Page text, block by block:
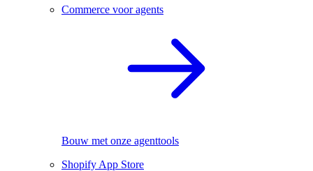
Commerce voor agents
Bouw met onze agenttools
Shopify App Store